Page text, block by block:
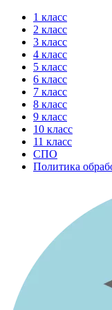
Перейти
содержимому
1 класс
2 класс
3 класс
4 класс
5 класс
6 класс
7 класс
8 класс
9 класс
10 класс
11 класс
СПО
Политика